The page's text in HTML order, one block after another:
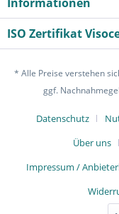
ISO Zertifikat
* Alle Preise verstehen
ggf.
Datenschutz
Über uns
Impressum /